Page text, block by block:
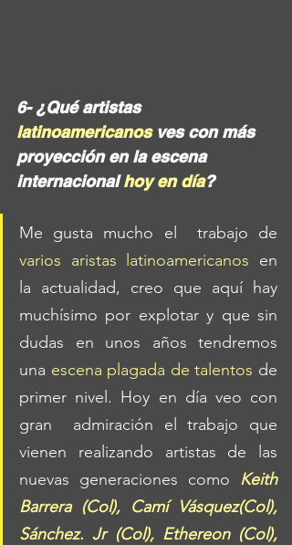
6- ¿Qué artistas
latinoamericanos ves con más
proyección en la escena
internacional hoy en día?
varios aristas latinoamericanos en
la actualidad, creo que aquí hay
muchísimo por explotar y que sin
dudas en unos años tendremos
una escena plagada de talentos de
primer nivel. Hoy en día veo con
gran  admiración el trabajo que
vienen realizando artistas de las
nuevas generaciones como Keith
Barrera (Col), Camí Vásquez(Col),
Sánchez. Jr (Col), Ethereon (Col),